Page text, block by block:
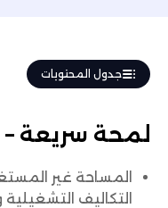
جدول المحتويات
لمحة سريعة –
المساحة غير
التكاليف